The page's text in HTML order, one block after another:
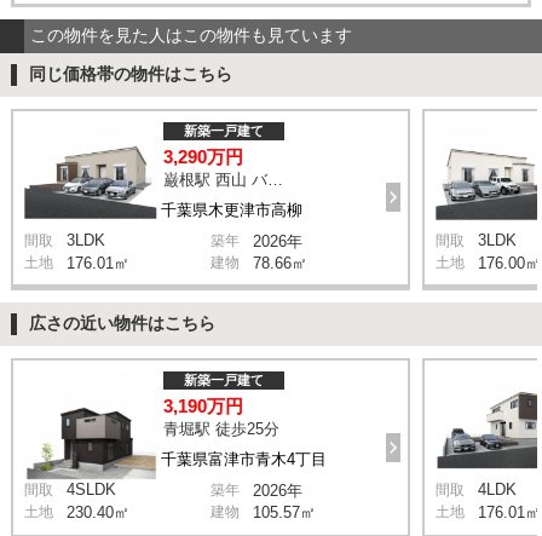
この物件を見た人はこの物件も見ています
同じ価格帯の物件はこちら
千葉県木更津市高柳
新築一戸建て
3,290万円
巌根駅 西山 バス12分 停歩5分
間取 3LDK 築年 2026年
土地 176.01㎡ 建物 78.66㎡
間取 3LDK
土地 176.00㎡
広さの近い物件はこちら
千葉県富津市青木4丁目
新築一戸建て
3,190万円
青堀駅 徒歩25分
間取 4SLDK 築年 2026年
土地 230.40㎡ 建物 105.57㎡
間取 4LDK
土地 176.01㎡